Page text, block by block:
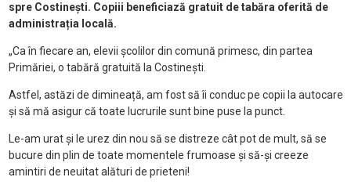
spre Costinești. Copiii beneficiază gratuit de tabăra oferită de
administrația locală.
„Ca în fiecare an, elevii școlilor din comună primesc, din partea
Primăriei, o tabără gratuită la Costinești.
Astfel, astăzi de dimineață, am fost să îi conduc pe copii la autocare
și să mă asigur că toate lucrurile sunt bine puse la punct.
Le-am urat și le urez din nou să se distreze cât pot de mult, să se
bucure din plin de toate momentele frumoase și să-și creeze
amintiri de neuitat alături de prieteni!